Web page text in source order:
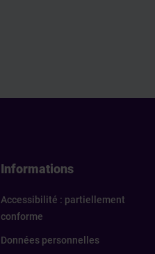
Informations
Accessibilité : partiellement
conforme
Données personnelles